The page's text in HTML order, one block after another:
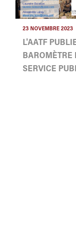
23 NOVEMBRE 2023
L'AATF
BAROMÈTRE
SERVICE